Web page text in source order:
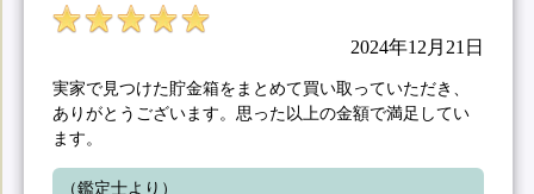
2024年12月21日
実家で見つけた貯金箱をまとめて買い取っていただき、
ありがとうございます。思った以上の金額で満足してい
ます。
（鑑定士より）